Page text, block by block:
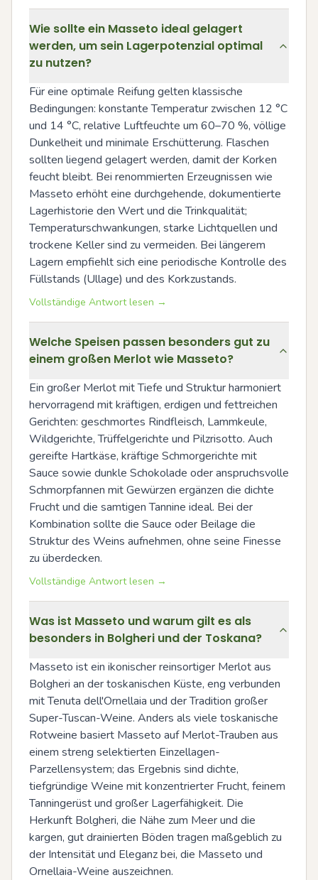
Wie sollte ein Masseto ideal gelagert
werden, um sein Lagerpotenzial optimal
zu nutzen?
Für eine optimale Reifung gelten klassische
Bedingungen: konstante Temperatur zwischen 12 °C
und 14 °C, relative Luftfeuchte um 60–70 %, völlige
Dunkelheit und minimale Erschütterung. Flaschen
sollten liegend gelagert werden, damit der Korken
feucht bleibt. Bei renommierten Erzeugnissen wie
Masseto erhöht eine durchgehende, dokumentierte
Lagerhistorie den Wert und die Trinkqualität;
Temperaturschwankungen, starke Lichtquellen und
trockene Keller sind zu vermeiden. Bei längerem
Lagern empfiehlt sich eine periodische Kontrolle des
Füllstands (Ullage) und des Korkzustands.
Vollständige Antwort lesen →
Welche Speisen passen besonders gut zu
einem großen Merlot wie Masseto?
Ein großer Merlot mit Tiefe und Struktur harmoniert
hervorragend mit kräftigen, erdigen und fettreichen
Gerichten: geschmortes Rindfleisch, Lammkeule,
Wildgerichte, Trüffelgerichte und Pilzrisotto. Auch
gereifte Hartkäse, kräftige Schmorgerichte mit
Sauce sowie dunkle Schokolade oder anspruchsvolle
Schmorpfannen mit Gewürzen ergänzen die dichte
Frucht und die samtigen Tannine ideal. Bei der
Kombination sollte die Sauce oder Beilage die
Struktur des Weins aufnehmen, ohne seine Finesse
zu überdecken.
Vollständige Antwort lesen →
Was ist Masseto und warum gilt es als
besonders in Bolgheri und der Toskana?
Masseto ist ein ikonischer reinsortiger Merlot aus
Bolgheri an der toskanischen Küste, eng verbunden
mit Tenuta dell'Ornellaia und der Tradition großer
Super-Tuscan-Weine. Anders als viele toskanische
Rotweine basiert Masseto auf Merlot-Trauben aus
einem streng selektierten Einzellagen-
Parzellensystem; das Ergebnis sind dichte,
tiefgründige Weine mit konzentrierter Frucht, feinem
Tanningerüst und großer Lagerfähigkeit. Die
Herkunft Bolgheri, die Nähe zum Meer und die
kargen, gut drainierten Böden tragen maßgeblich zu
der Intensität und Eleganz bei, die Masseto und
Ornellaia-Weine auszeichnen.